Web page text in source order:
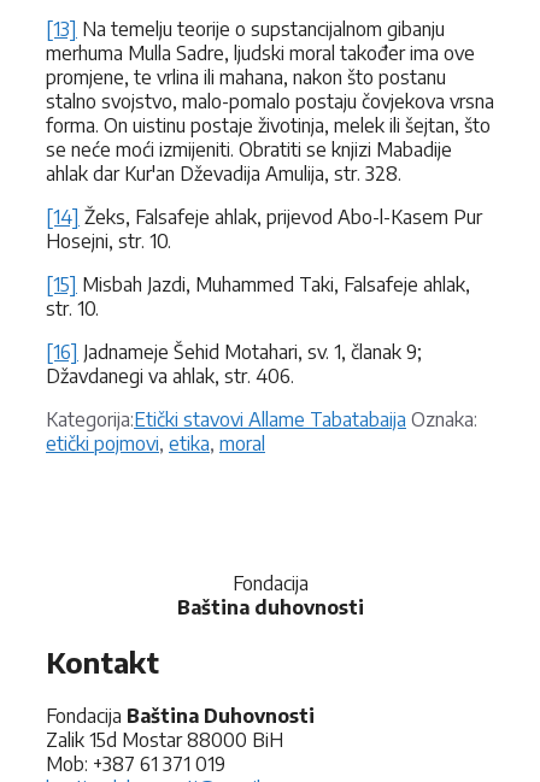
[13] Na temelju teorije o supstancijalnom gibanju
merhuma Mulla Sadre, ljudski moral također ima ove
promjene, te vrlina ili mahana, nakon što postanu
stalno svojstvo, malo-pomalo postaju čovjekova vrsna
forma. On uistinu postaje životinja, melek ili šejtan, što
se neće moći izmijeniti. Obratiti se knjizi Mabadije
ahlak dar Kur'an Dževadija Amulija, str. 328.
[14] Žeks, Falsafeje ahlak, prijevod Abo-l-Kasem Pur
Hosejni, str. 10.
[15] Misbah Jazdi, Muhammed Taki, Falsafeje ahlak,
str. 10.
[16] Jadnameje Šehid Motahari, sv. 1, članak 9;
Džavdanegi va ahlak, str. 406.
Kategorija:Kategorije
Etički stavovi Allame Tabatabaija Oznaka:
etički pojmovi, etika, moral
Fondacija
Baština duhovnosti
Kontakt
Fondacija Baština Duhovnosti
Zalik 15d Mostar 88000 BiH
Mob: +387 61 371 019